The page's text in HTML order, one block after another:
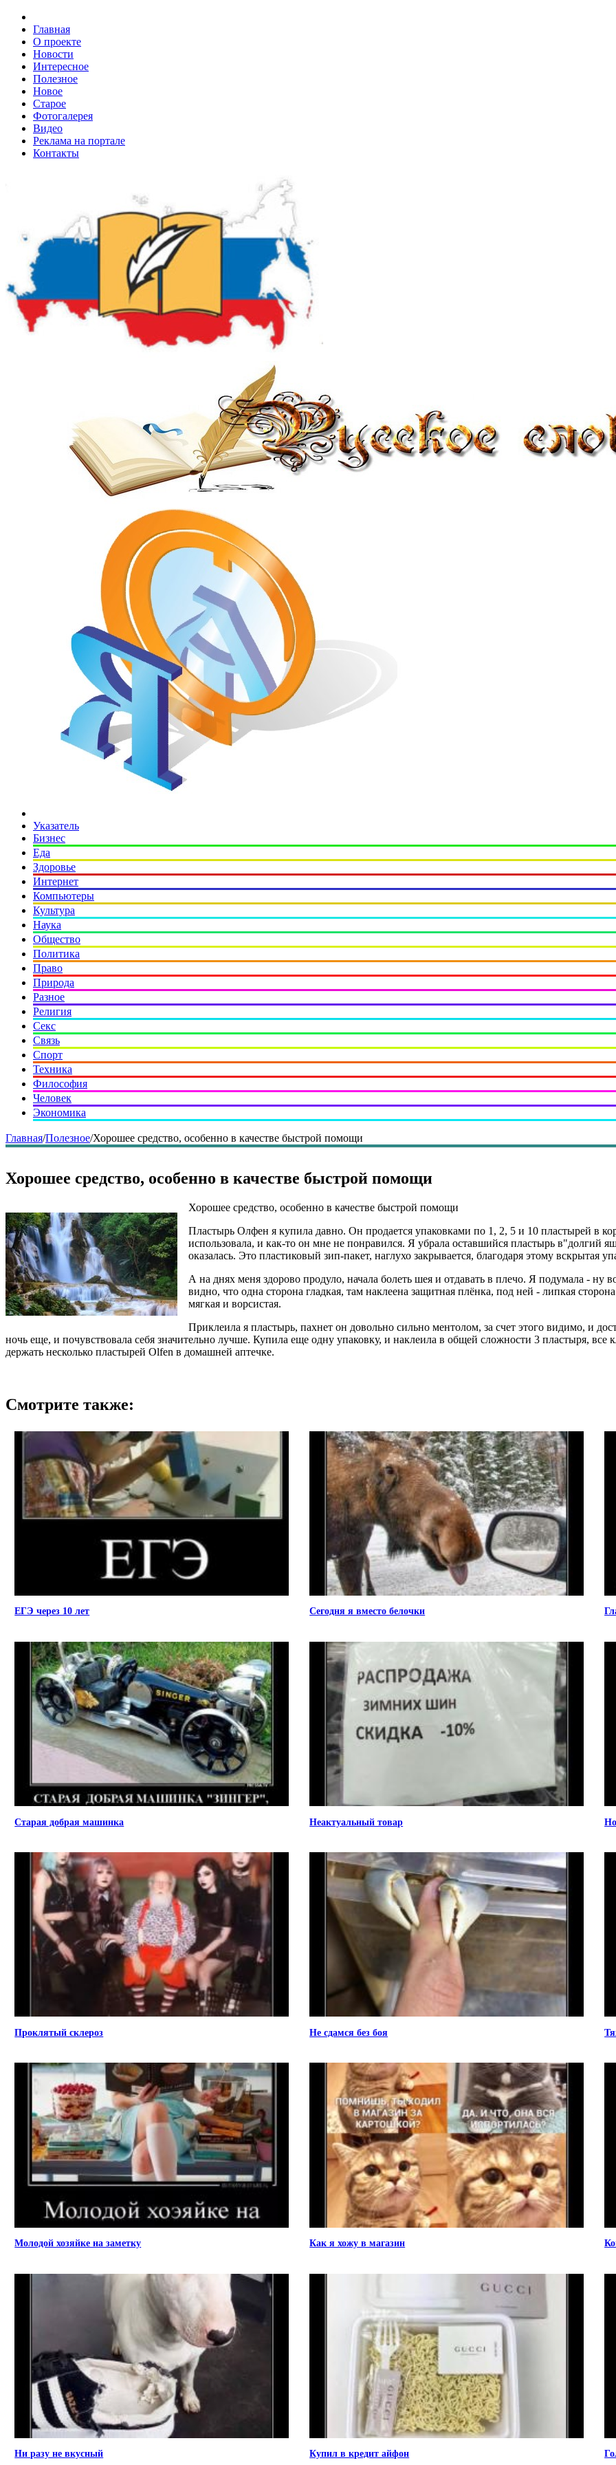
Главная
О проекте
Новости
Интересное
Полезное
Новое
Старое
Фотогалерея
Видео
Реклама на портале
Контакты
Указатель
Бизнес
Еда
Здоровье
Интернет
Компьютеры
Культура
Наука
Общество
Политика
Право
Природа
Разное
Религия
Секс
Связь
Спорт
Техника
Философия
Человек
Экономика
Главная/Полезное/Хорошее средство, особенно в качестве быстрой помощи
Хорошее средство, особенно в качестве быстрой помощи
Хорошее средство, особенно в качестве быстрой помощи
Пластырь Олфен я купила давно. Он продается упаковками по 1, 2, 5 и 10 пластырей в
использовала, и как-то он мне не понравился. Я убрала оставшийся пластырь в"долгий
оказалась. Это пластиковый зип-пакет, наглухо закрывается, благодаря этому вскрытая
А на днях меня здорово продуло, начала болеть шея и отдавать в плечо. Я подумала - ну
видно, что одна сторона гладкая, там наклеена защитная плёнка, под ней - липкая
мягкая и ворсистая.
Приклеила я пластырь, пахнет он довольно сильно ментолом, за счет этого видимо, и
ночь еще, и почувствовала себя значительно лучше. Купила еще одну упаковку, и наклеила в общей сложности 3 пластыря, все
держать несколько пластырей Olfen в домашней аптечке.
Смотрите также:
ЕГЭ через 10 лет Сегодня я вместо белочки
Старая добрая машинка Неактуальный товар
Проклятый склероз Не сдамся без боя
Молодой хозяйке на заметку Как я хожу в магазин
Ни разу не вкусный Купил в кредит айфон